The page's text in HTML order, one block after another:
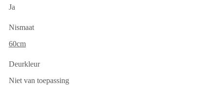
Ja
Nismaat
60cm
Deurkleur
Niet van toepassing